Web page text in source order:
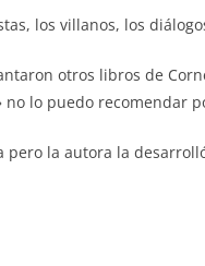
los villanos, los
otros libros de
no lo puedo recomendar
pero la autora la